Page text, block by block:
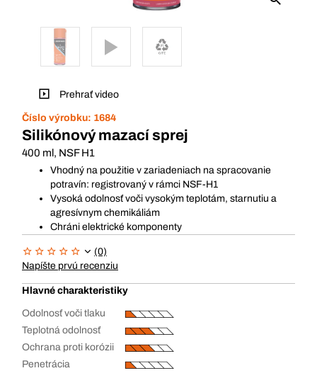
Prehrať video
Číslo výrobku: 1684
Silikónový mazací sprej
400 ml, NSF H1
Vhodný na použitie v zariadeniach na spracovanie
potravín: registrovaný v rámci NSF-H1
Vysoká odolnosť voči vysokým teplotám, starnutiu a
agresívnym chemikáliám
Chráni elektrické komponenty
(0)
Napíšte prvú recenziu
Hlavné charakteristiky
Odolnosť voči tlaku
Teplotná odolnosť
Ochrana proti korózii
Penetrácia